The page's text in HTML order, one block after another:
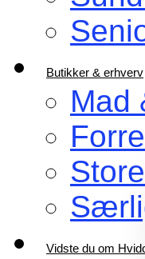
Butikker & erhverv
Mad
Vidste du om